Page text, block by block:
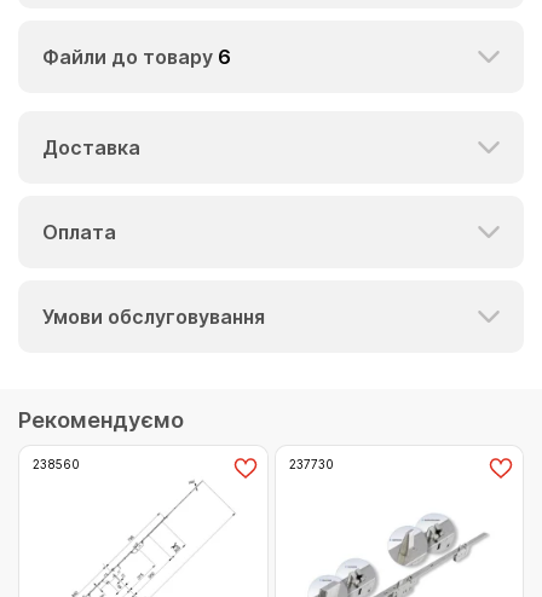
Файли до товару 6
Доставка
Оплата
Умови обслуговування
Рекомендуємо
238560 237730